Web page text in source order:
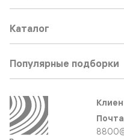
Каталог
Популярные подборки